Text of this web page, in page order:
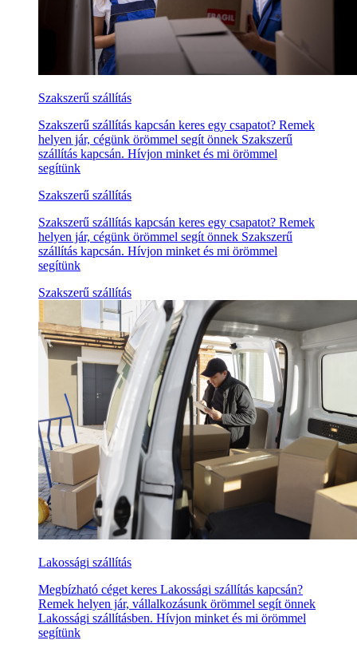
Szakszerű szállítás
Szakszerű szállítás kapcsán keres egy csapatot? Remek
helyen jár, cégünk örömmel segít önnek Szakszerű
szállítás kapcsán. Hívjon minket és mi örömmel
segítünk
Szakszerű szállítás
Szakszerű szállítás kapcsán keres egy csapatot? Remek
helyen jár, cégünk örömmel segít önnek Szakszerű
szállítás kapcsán. Hívjon minket és mi örömmel
segítünk
Szakszerű szállítás
Lakossági szállítás
Megbízható céget keres Lakossági szállítás kapcsán?
Remek helyen jár, vállalkozásunk örömmel segít önnek
Lakossági szállításben. Hívjon minket és mi örömmel
segítünk